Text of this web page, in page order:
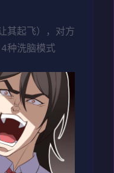
其起飞），对方
种洗脑模式